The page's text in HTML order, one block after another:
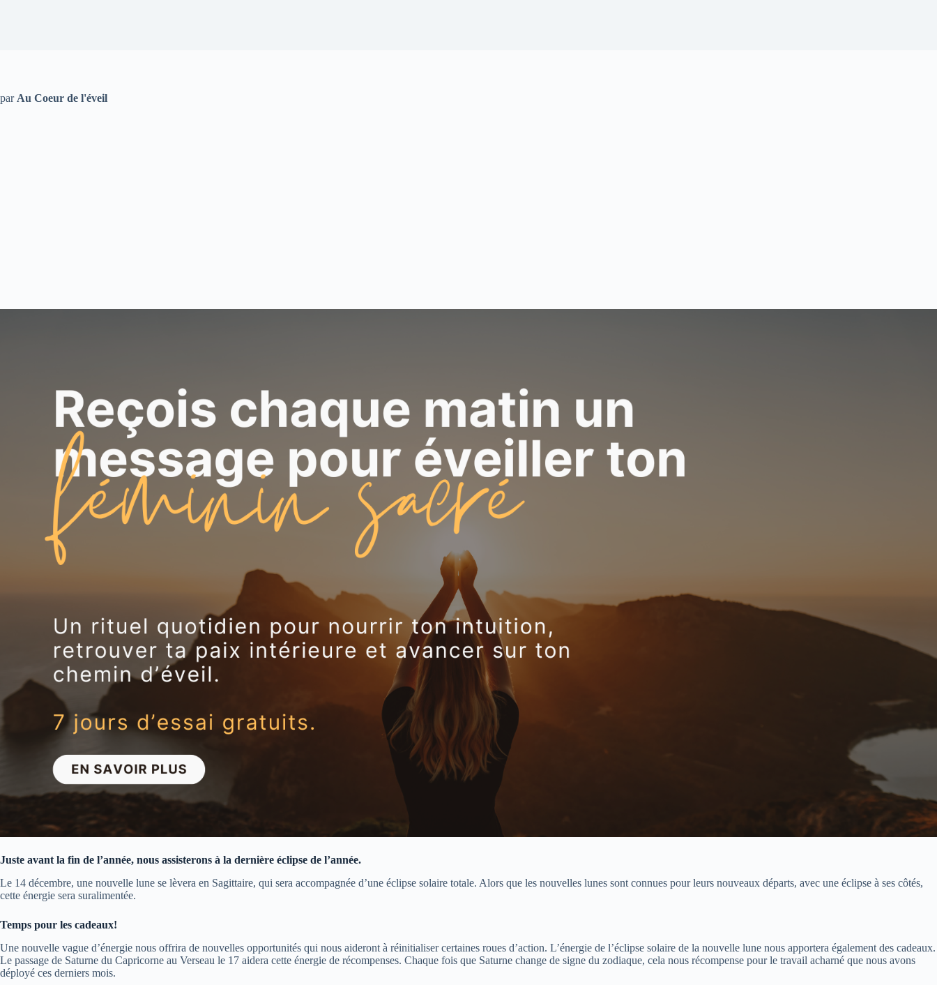
par Au Coeur de l'éveil
Juste avant la fin de l’année, nous assisterons à la dernière éclipse de l’année.
Le 14 décembre, une nouvelle lune se lèvera en Sagittaire, qui sera accompagnée d’une éclipse solaire totale. Alors que les nouvelles lunes sont connues pour leurs nouveaux départs, avec une éclipse à ses côtés,
cette énergie sera suralimentée.
Temps pour les cadeaux!
Une nouvelle vague d’énergie nous offrira de nouvelles opportunités qui nous aideront à réinitialiser certaines roues d’action. L’énergie de l’éclipse solaire de la nouvelle lune nous apportera également des cadeaux.
Le passage de Saturne du Capricorne au Verseau le 17 aidera cette énergie de récompenses. Chaque fois que Saturne change de signe du zodiaque, cela nous récompense pour le travail acharné que nous avons
déployé ces derniers mois.